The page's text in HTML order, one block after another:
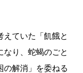
ていた「飢餓と
なり、蛇蝎のごと
の解消」を委ねる